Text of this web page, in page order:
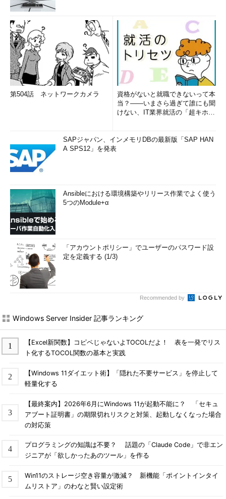
第504話 ネットワークカメラ
資格がないと就職できないって本
当？――いまさら過ぎて誰にも聞
けない、IT業界就活の「超キホ
SAPジャパン、インメモリDBの最新版「SAP HAN
A SPS12」を発表
Ansibleにおける環境構築やリリース作業でよく使う
5つのModule+α
「アカウントポリシー」でユーザーのパスワード設
定を定義する (1/3)
Recommended by
Windows Server Insider 記事ランキング
【Excel新関数】コピペじゃないよTOCOLだよ！ 表を一発でリス
ト化するTOCOL関数の基本と実践
【Windows 11ダイエット術】「隠れた不要サービス」を停止して
軽量化する
【最終案内】2026年6月にWindows 11が起動不能に？ 「セキュ
アブート証明書」の期限切れリスクと対策、起動しなくなった場合
の対応策
プログラミングの知識は不要？ 話題の「Claude Code」で非エン
ジニアが「欲しかったあのツール」を作る
Win11のストレージ空き容量が激減？ 新機能「ポイントインタイ
ムリストア」のわなと賢い設定術